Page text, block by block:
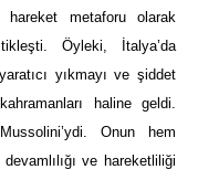
metaforu olarak
Öyleki, İtalya’da
yıkmayı ve şiddet
haline geldi.
Onun hem
ve hareketliliği